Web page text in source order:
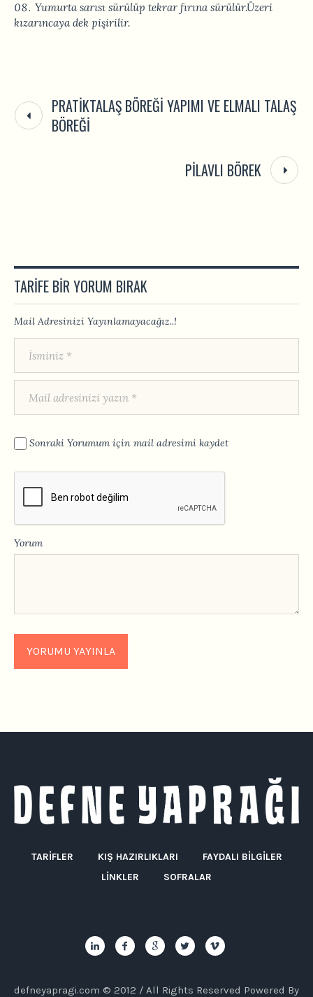
Yumurta sarısı sürülüp tekrar fırına sürülür.Üzeri
kızarıncaya dek pişirilir.
PRATIKTALAŞ BÖREĞI YAPIMI VE ELMALI TALAŞ
BÖREĞI
PILAVLI BÖREK
TARIFE BIR YORUM BIRAK
Mail Adresinizi Yayınlamayacağız..!
Sonraki Yorumum için mail adresimi kaydet
Yorum
TARIFLER KIŞ HAZIRLIKLARI
FAYDALI BILGILER
LINKLER
SOFRALAR
defneyapragi.com © 2012 / All Rights Reserved Powered By